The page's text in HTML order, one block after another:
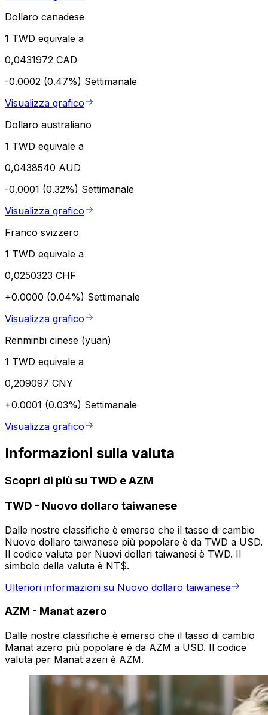
Dollaro canadese
1 TWD equivale a
0,0431972 CAD
-0.0002 (0.47%) Settimanale
Visualizza grafico
Dollaro australiano
1 TWD equivale a
0,0438540 AUD
-0.0001 (0.32%) Settimanale
Visualizza grafico
Franco svizzero
1 TWD equivale a
0,0250323 CHF
+0.0000 (0.04%) Settimanale
Visualizza grafico
Renminbi cinese (yuan)
1 TWD equivale a
0,209097 CNY
+0.0001 (0.03%) Settimanale
Visualizza grafico
Informazioni sulla valuta
Scopri di più su TWD e AZM
TWD - Nuovo dollaro taiwanese
Dalle nostre classifiche è emerso che il tasso di cambio
Nuovo dollaro taiwanese più popolare è da TWD a USD.
Il codice valuta per Nuovi dollari taiwanesi è TWD. Il
simbolo della valuta è NT$.
Ulteriori informazioni su Nuovo dollaro taiwanese
AZM - Manat azero
Dalle nostre classifiche è emerso che il tasso di cambio
Manat azero più popolare è da AZM a USD. Il codice
valuta per Manat azeri è AZM.